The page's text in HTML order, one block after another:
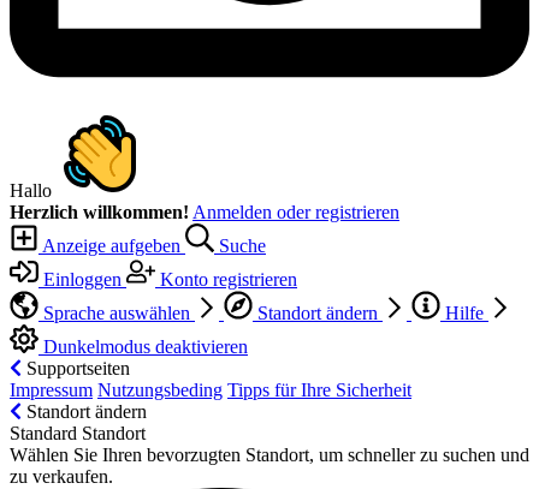
Hallo
Herzlich willkommen! Anmelden oder registrieren
Anzeige aufgeben
Suche
Einloggen
Konto registrieren
Sprache auswählen
Standort ändern
Hilfe
Dunkelmodus deaktivieren
Supportseiten
Impressum Nutzungsbeding Tipps für Ihre Sicherheit
Standort ändern
Standard Standort
Wählen Sie Ihren bevorzugten Standort, um schneller zu suchen und
zu verkaufen.